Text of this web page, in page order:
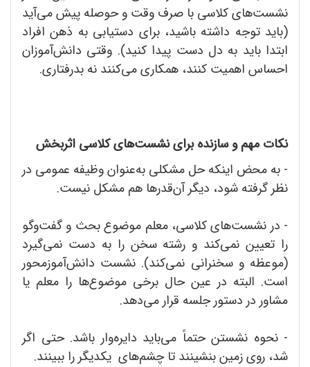
نشست‌های کلاسی با صرف وقت و حوصله پیش می‌آید
(باید توجه داشته باشید، برای دستیابی به ذهن افراد
ابتدا باید به دل دست پیدا کنید). وقتی دانش‌آموزان
احساس اهمیت کنند، همکاری می‌کنند نه بدرفتاری.
نکات مهم و سازنده برای نشست‌های کلاسی اثربخش
- به محض اینکه حل مشکلی به‌عنوان وظیفه عمومی در
نظر گرفته شود، دیگر آن‌قدرها هم مشکل نیست.
- در نشست‌های کلاسی، معلم موضوع بحث و گفت‌وگو
را تعیین نمی‌کند و رشته سخن را به دست نمی‌گیرد
(موعظه و سخنرانی نمی‌کند). نشست دانش‌آموزمحور
است. البته در عین حال برخی موضوع‌ها را معلم یا
مشاور در دستور جلسه قرار می‌دهد.
- نحوه نشستن حتماً می‌باید دایره‌وار باشد. حتی اگر
شد، روی زمین بنشینند تا چشم‌های یکدیگر را ببینند.